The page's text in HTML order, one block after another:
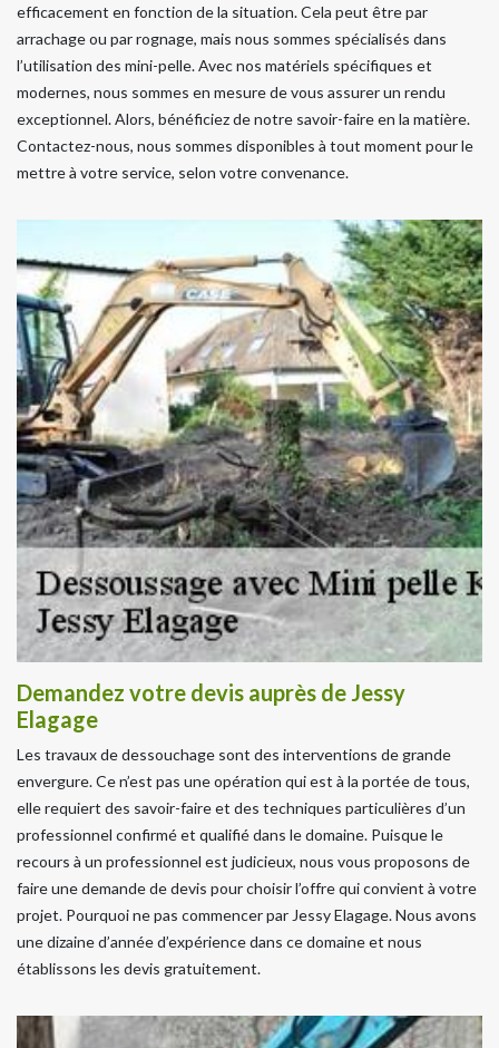
efficacement en fonction de la situation. Cela peut être par
arrachage ou par rognage, mais nous sommes spécialisés dans
l’utilisation des mini-pelle. Avec nos matériels spécifiques et
modernes, nous sommes en mesure de vous assurer un rendu
exceptionnel. Alors, bénéficiez de notre savoir-faire en la matière.
Contactez-nous, nous sommes disponibles à tout moment pour le
mettre à votre service, selon votre convenance.
Demandez votre devis auprès de Jessy
Elagage
Les travaux de dessouchage sont des interventions de grande
envergure. Ce n’est pas une opération qui est à la portée de tous,
elle requiert des savoir-faire et des techniques particulières d’un
professionnel confirmé et qualifié dans le domaine. Puisque le
recours à un professionnel est judicieux, nous vous proposons de
faire une demande de devis pour choisir l’offre qui convient à votre
projet. Pourquoi ne pas commencer par Jessy Elagage. Nous avons
une dizaine d’année d’expérience dans ce domaine et nous
établissons les devis gratuitement.